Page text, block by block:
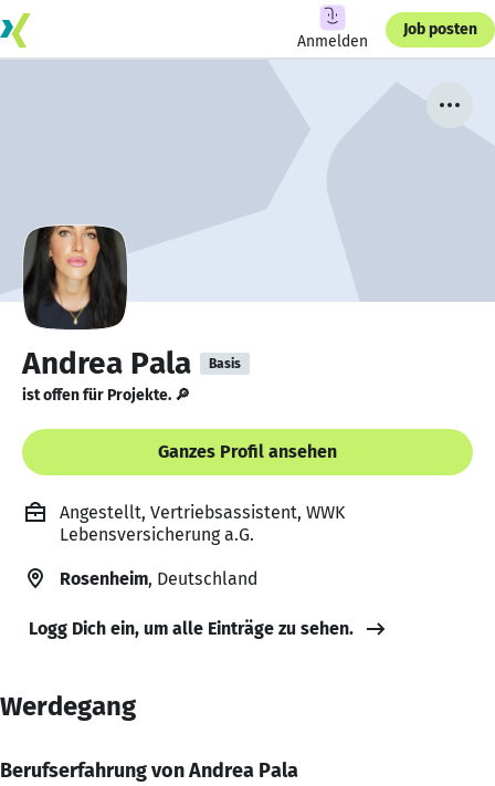
Anmelden
Job posten
Andrea Pala Basis
ist offen für Projekte. 🔎
Ganzes Profil ansehen
Angestellt, Vertriebsassistent, WWK
Lebensversicherung a.G.
Rosenheim, Deutschland
Logg Dich ein, um alle Einträge zu sehen.
Werdegang
Berufserfahrung von Andrea Pala